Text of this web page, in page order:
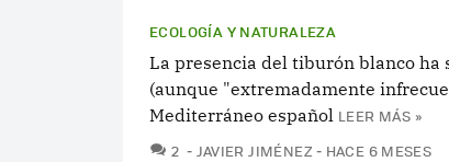
ECOLOGÍA Y NATURALEZA
La presencia del tiburón blanco ha
(aunque "extremadamente
Mediterráneo español LEER MÁS »
2 COMENTARIOS
JAVIER JIMÉNEZ HACE 6 MESES